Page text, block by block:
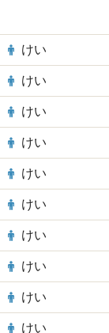
けい
けい
けい
けい
けい
けい
けい
けい
けい
けい